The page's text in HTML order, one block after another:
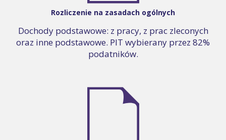
Rozliczenie na zasadach ogólnych
Dochody podstawowe: z pracy, z prac zleconych
oraz inne podstawowe. PIT wybierany przez 82%
podatników.